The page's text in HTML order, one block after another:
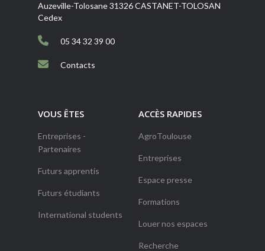
Auzeville-Tolosane 31326 CASTANET-TOLOSAN
Cedex
05 34 32 39 00
Contacts
VOUS ÊTES
Entreprises -
Partenaires
Futurs apprentis
Futurs étudiants
International students
ACCÈS RAPIDES
AgroToulouse
Entreprises
Espace presse
Formations
Louer nos espaces
Recherche